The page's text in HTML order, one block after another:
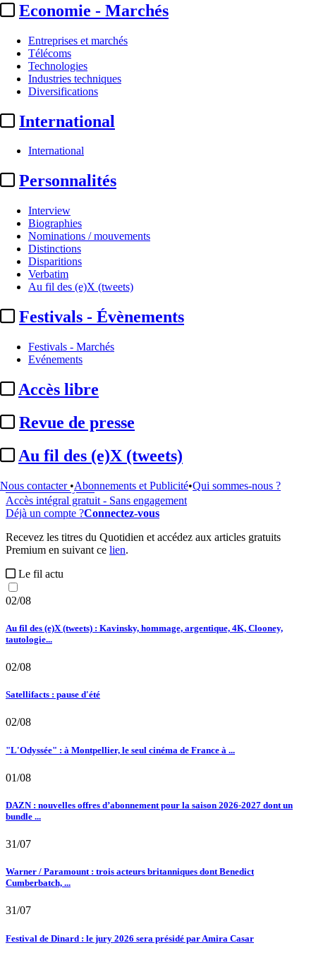
Economie - Marchés
Entreprises et marchés
Télécoms
Technologies
Industries techniques
Diversifications
International
International
Personnalités
Interview
Biographies
Nominations / mouvements
Distinctions
Disparitions
Verbatim
Au fil des (e)X (tweets)
Festivals - Évènements
Festivals - Marchés
Evénements
Accès libre
Revue de presse
Au fil des (e)X (tweets)
Nous contacter •Abonnements et Publicité•Qui sommes-nous ?
RTL :Alex Vizorek gagne du
temps pour « Quitte ou
double » ...
Actualité n° 350044
Cet article est réservé à nos abonnés
97% reste à lire
formules d'abonnement.
Offre d'essai 8 jours
Accès intégral gratuit - Sans engagement
Déjà un compte ?Connectez-vous
Recevez les titres du Quotidien et accédez aux articles gratuits
Premium en suivant ce lien.
Le fil actu
02/08
Au fil des (e)X (tweets) : Kavinsky, hommage, argentique, 4K, Clooney,
tautologie...
02/08
Satellifacts : pause d'été
02/08
"L'Odyssée" : à Montpellier, le seul cinéma de France à ...
01/08
DAZN : nouvelles offres d’abonnement pour la saison 2026-2027 dont un
bundle ...
31/07
Warner / Paramount : trois acteurs britanniques dont Benedict
Cumberbatch, ...
31/07
Festival de Dinard : le jury 2026 sera présidé par Amira Casar